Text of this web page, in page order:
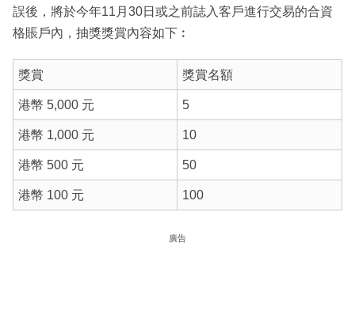
誤後，將於今年11月30日或之前誌入客戶進行交易的合資
格賬戶內，抽獎獎賞內容如下︰
獎賞 獎賞名額
港幣 5,000 元 5
港幣 1,000 元 10
港幣 500 元 50
港幣 100 元 100
廣告